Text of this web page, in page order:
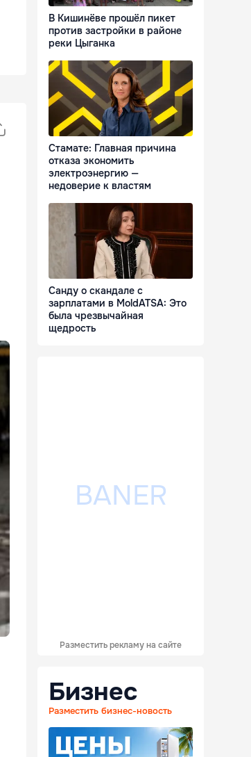
В Кишинёве прошёл пикет
против застройки в районе
реки Цыганка
Стамате: Главная причина
отказа экономить
электроэнергию —
недоверие к властям
Санду о скандале с
зарплатами в MoldATSA: Это
была чрезвычайная
щедрость
Разместить рекламу на сайте
Бизнес
Разместить бизнес-новость